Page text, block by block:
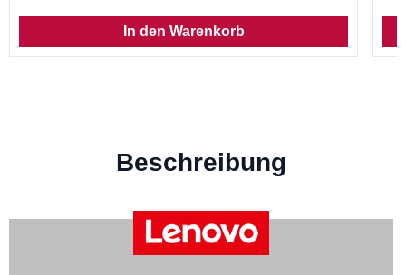
In den Warenkorb
Beschreibung